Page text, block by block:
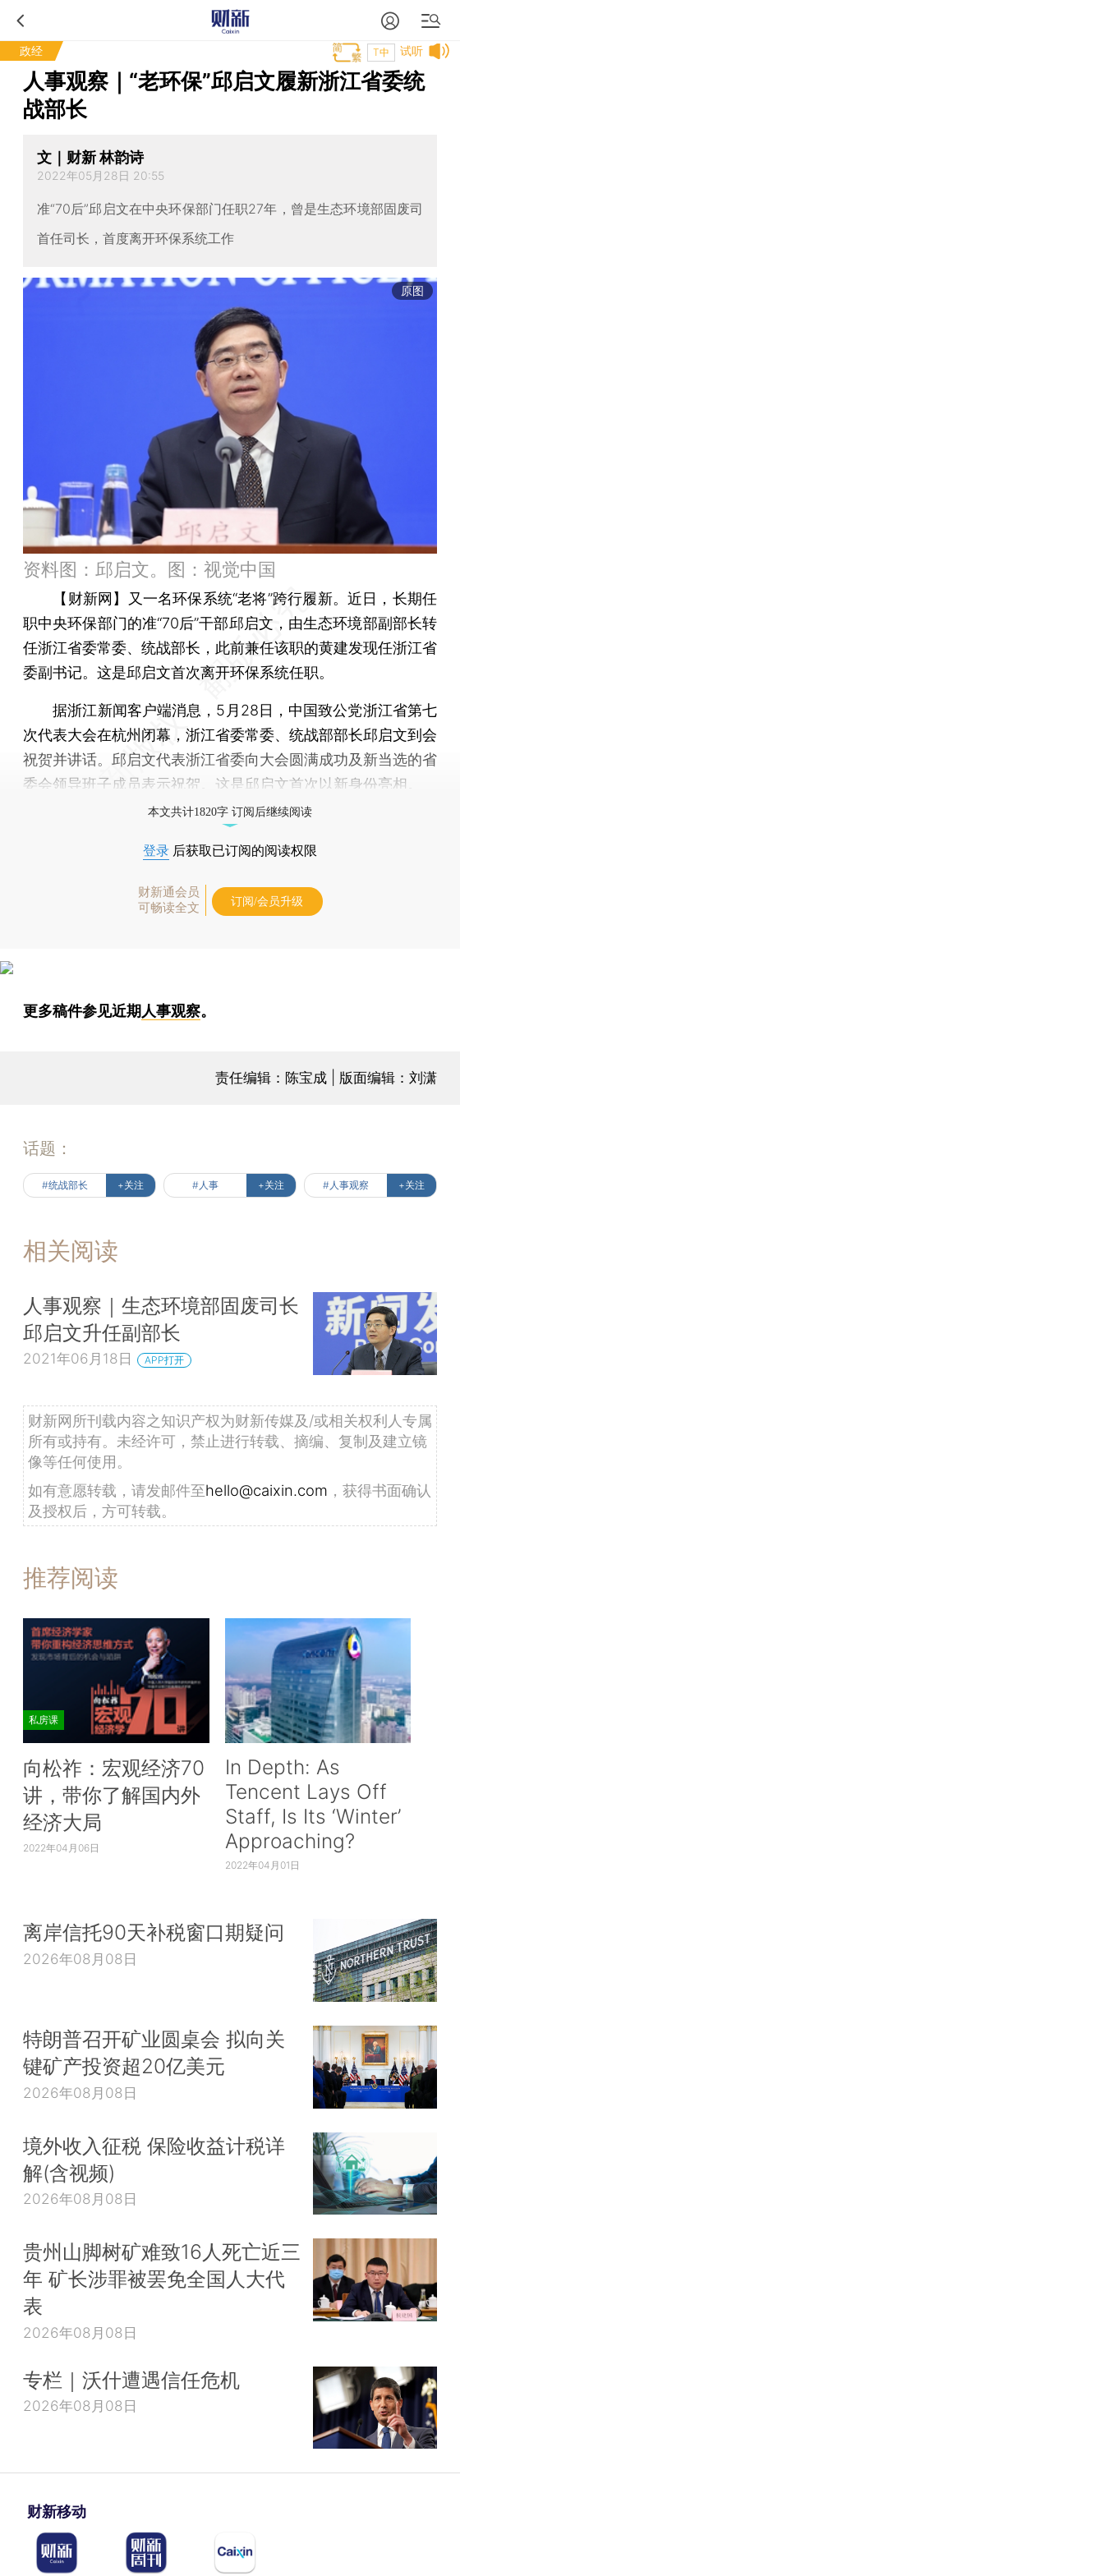
政经 试听
T中
人事观察｜“老环保”邱启文履新浙江省委统
战部长
文｜财新 林韵诗
2022年05月28日 20:55
准“70后”邱启文在中央环保部门任职27年，曾是生态环境部固废司
首任司长，首度离开环保系统工作
原图
资料图：邱启文。图：视觉中国
【财新网】
又一名环保系统“老将”跨行履新。近日，长期任
职中央环保部门的准“70后”干部邱启文，由生态环境部副部长转
任浙江省委常委、统战部长，此前兼任该职的黄建发现任浙江省
委副书记。这是邱启文首次离开环保系统任职。
据浙江新闻客户端消息，5月28日，中国致公党浙江省第七
次代表大会在杭州闭幕，浙江省委常委、统战部部长邱启文到会
祝贺并讲话。邱启文代表浙江省委向大会圆满成功及新当选的省
委会领导班子成员表示祝贺。这是邱启文首次以新身份亮相。
本文共计1820字 订阅后继续阅读
登录 后获取已订阅的阅读权限
财新通会员
可畅读全文
订阅/会员升级
更多稿件参见近期人事观察。
责任编辑：陈宝成 | 版面编辑：刘潇
话题：
#统战部长 +关注 #人事 +关注 #人事观察 +关注
相关阅读
人事观察｜生态环境部固废司长
邱启文升任副部长
2021年06月18日 APP打开
财新网所刊载内容之知识产权为财新传媒及/或相关权利人专属
所有或持有。未经许可，禁止进行转载、摘编、复制及建立镜
像等任何使用。
如有意愿转载，请发邮件至hello@caixin.com ，获得书面确认
及授权后，方可转载。
推荐阅读
私房课
向松祚：宏观经济70
讲，带你了解国内外
经济大局
2022年04月06日
In Depth: As
Tencent Lays Off
Staff, Is Its ‘Winter’
Approaching?
2022年04月01日
离岸信托90天补税窗口期疑问
2026年08月08日
特朗普召开矿业圆桌会 拟向关
键矿产投资超20亿美元
2026年08月08日
境外收入征税 保险收益计税详
解(含视频)
2026年08月08日
贵州山脚树矿难致16人死亡近三
年 矿长涉罪被罢免全国人大代
表
2026年08月08日
专栏｜沃什遭遇信任危机
2026年08月08日
财新移动